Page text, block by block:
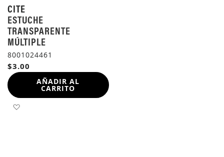
CITE
ESTUCHE
TRANSPARENTE
MÚLTIPLE
8001024461
$3.00
AÑADIR AL
CARRITO